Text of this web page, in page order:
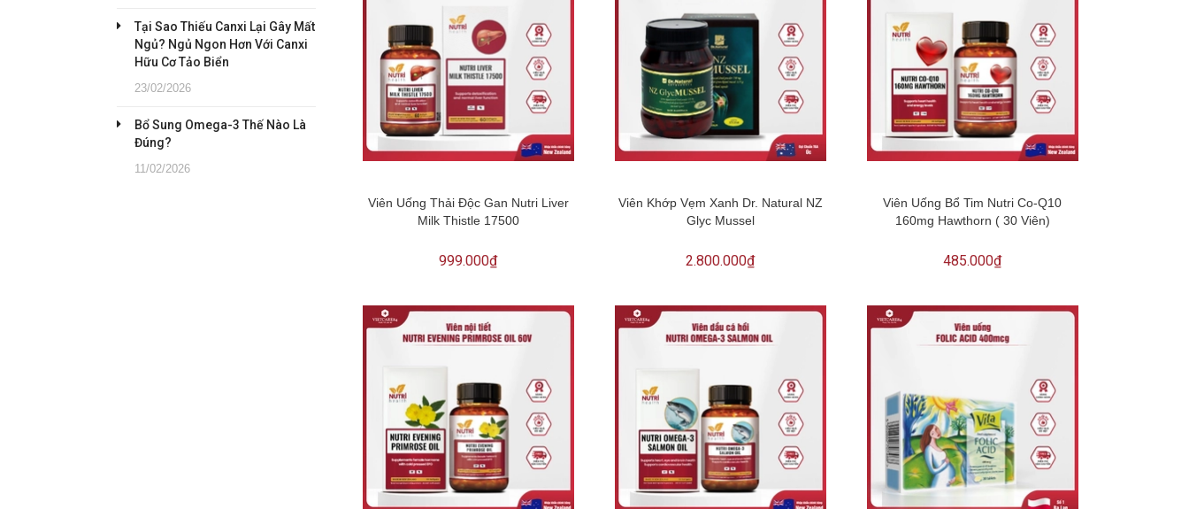
Tại Sao Thiếu Canxi Lại Gây Mất
Ngủ? Ngủ Ngon Hơn Với Canxi
Hữu Cơ Tảo Biển
23/02/2026
Bổ Sung Omega-3 Thế Nào Là
Đúng?
11/02/2026
Viên Uống Thải Độc Gan Nutri Liver
Milk Thistle 17500
999.000₫
Viên Khớp Vẹm Xanh Dr. Natural NZ
Glyc Mussel
2.800.000₫
Viên Uống Bổ Tim Nutri Co-Q10
160mg Hawthorn ( 30 Viên)
485.000₫